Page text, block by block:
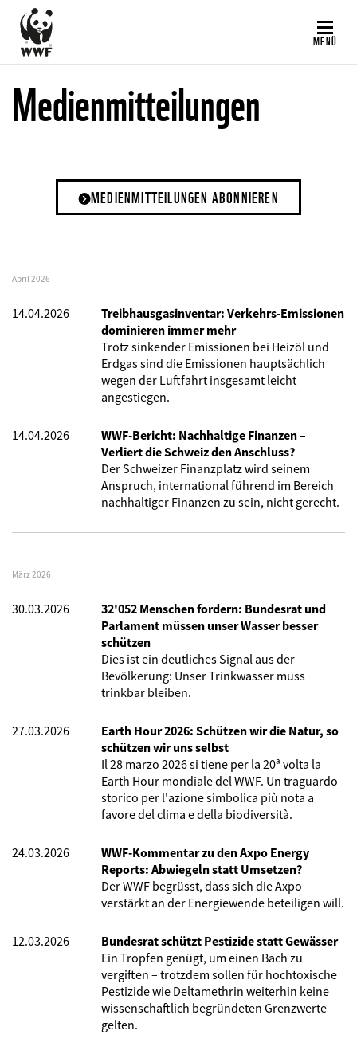
Direkt
zum
Inhalt
MENÜ
Medienmitteilungen
MEDIENMITTEILUNGEN ABONNIEREN
April 2026
14.04.2026
Treibhausgasinventar: Verkehrs-Emissionen
dominieren immer mehr
Trotz sinkender Emissionen bei Heizöl und
Erdgas sind die Emissionen hauptsächlich
wegen der Luftfahrt insgesamt leicht
angestiegen.
14.04.2026
WWF-Bericht: Nachhaltige Finanzen –
Verliert die Schweiz den Anschluss?
Der Schweizer Finanzplatz wird seinem
Anspruch, international führend im Bereich
nachhaltiger Finanzen zu sein, nicht gerecht.
März 2026
30.03.2026
32'052 Menschen fordern: Bundesrat und
Parlament müssen unser Wasser besser
schützen
Dies ist ein deutliches Signal aus der
Bevölkerung: Unser Trinkwasser muss
trinkbar bleiben.
27.03.2026
Earth Hour 2026: Schützen wir die Natur, so
schützen wir uns selbst
Il 28 marzo 2026 si tiene per la 20ª volta la
Earth Hour mondiale del WWF. Un traguardo
storico per l'azione simbolica più nota a
favore del clima e della biodiversità.
24.03.2026
WWF-Kommentar zu den Axpo Energy
Reports: Abwiegeln statt Umsetzen?
Der WWF begrüsst, dass sich die Axpo
verstärkt an der Energiewende beteiligen will.
12.03.2026
Bundesrat schützt Pestizide statt Gewässer
Ein Tropfen genügt, um einen Bach zu
vergiften – trotzdem sollen für hochtoxische
Pestizide wie Deltamethrin weiterhin keine
wissenschaftlich begründeten Grenzwerte
gelten.